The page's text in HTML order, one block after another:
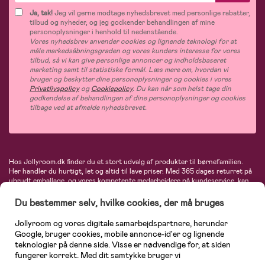
Ja, tak!Jeg vil gerne modtage nyhedsbrevet med personlige rabatter,
tilbud og nyheder, og jeg godkender behandlingen af mine
personoplysninger i henhold til nedenstående.
Vores nyhedsbrev anvender cookies og lignende teknologi for at
måle markedsåbningsgraden og vores kunders interesse for vores
tilbud, så vi kan give personlige annoncer og indholdsbaseret
marketing samt til statistiske formål. Læs mere om, hvordan vi
bruger og beskytter dine personoplysninger og cookies i vores
PrivatlivspolicyogCookiepolicy. Du kan når som helst tage din
godkendelse af behandlingen af dine personoplysninger og cookies
tilbage ved at afmelde nyhedsbrevet.
Hos Jollyroom.dk finder du et stort udvalg af produkter til børnefamilien.
Her handler du hurtigt, let og altid til lave priser. Med 365 dages returret på
ubrudt emballage, og vores kompetente medarbejdere på kundeservice, kan
barnevogne, autostole, børne- og babytøj, produkter til gravide og ammende
mødre, indretning og inspiration, legetøj, babyudstyr og meget mere. Vi
tilbyder produkter fra velkendte varemærker som Britax, Maxi-Cosi, Baby
Jogger, BabyBjörn, Didriksons, KidKraft, Ergobaby, Phillips Avent, Neonate,
Cybex, LEGO og mange flere. Kort sagt - et kæmpe sortiment venter på dig!
Du bestemmer selv, hvilke cookies, der må bruges
Jollyroom og vores digitale samarbejdspartnere, herunder
Google, bruger cookies, mobile annonce-id'er og lignende
teknologier på denne side. Visse er nødvendige for, at siden
fungerer korrekt. Med dit samtykke bruger vi